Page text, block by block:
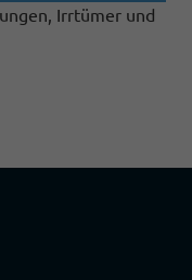
Irrtümer und